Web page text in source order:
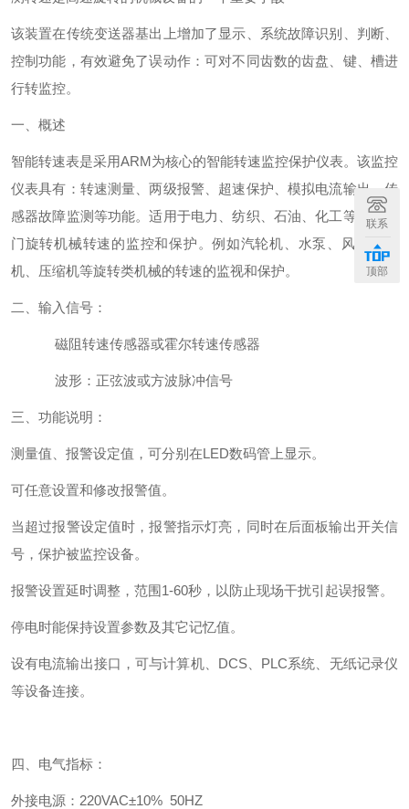
该装置在传统变送器基出上增加了显示、系统故障识别、判断、
控制功能，有效避免了误动作：可对不同齿数的齿盘、键、槽进
行转监控。
一、概述
智能转速表是采用ARM为核心的智能转速监控保护仪表。该监控
仪表具有：转速测量、两级报警、超速保护、模拟电流输出、传
感器故障监测等功能。适用于电力、纺织、石油、化工等工业部
门旋转机械转速的监控和保护。例如汽轮机、水泵、风机、电
机、压缩机等旋转类机械的转速的监视和保护。
二、输入信号：
磁阻转速传感器或霍尔转速传感器
波形：正弦波或方波脉冲信号
三、功能说明：
测量值、报警设定值，可分别在LED数码管上显示。
可任意设置和修改报警值。
当超过报警设定值时，报警指示灯亮，同时在后面板输出开关信
号，保护被监控设备。
报警设置延时调整，范围 1-60秒，以防止现场干扰引起误报警。
停电时能保持设置参数及其它记忆值。
设有电流输出接口，可与计算机、 DCS、 PLC系统、无纸记录仪
等设备连接。
四、电气指标：
外接电源： 220VAC±10% 50HZ
联系
顶部